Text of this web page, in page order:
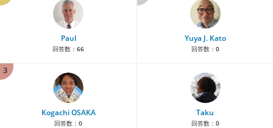
Paul
回答数： 66
Yuya J. Kato
回答数： 0
3
Kogachi OSAKA
回答数： 0
Taku
回答数： 0